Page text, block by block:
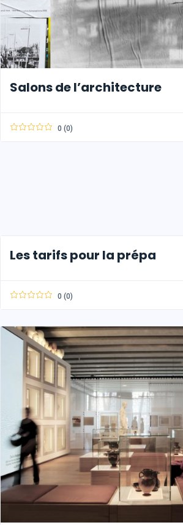
Salons de l’architecture
0 (0)
Les tarifs pour la prépa
0 (0)